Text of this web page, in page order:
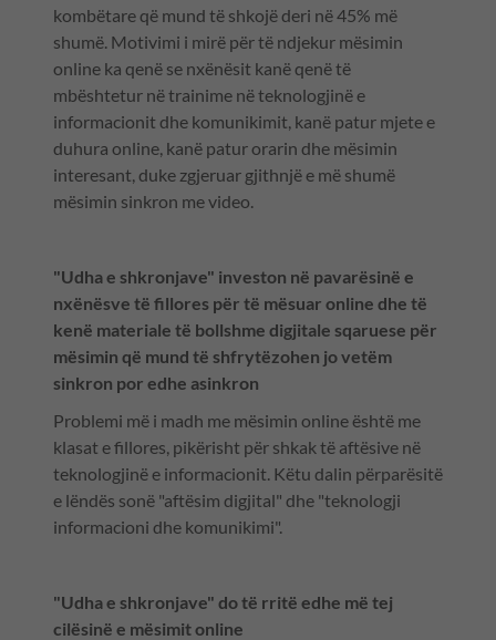
kombëtare që mund të shkojë deri në 45% më
shumë. Motivimi i mirë për të ndjekur mësimin
online ka qenë se nxënësit kanë qenë të
mbështetur në trainime në teknologjinë e
informacionit dhe komunikimit, kanë patur mjete e
duhura online, kanë patur orarin dhe mësimin
interesant, duke zgjeruar gjithnjë e më shumë
mësimin sinkron me video.
"Udha e shkronjave" investon në pavarësinë e
nxënësve të fillores për të mësuar online dhe të
kenë materiale të bollshme digjitale sqaruese për
mësimin që mund të shfrytëzohen jo vetëm
sinkron por edhe asinkron
Problemi më i madh me mësimin online është me
klasat e fillores, pikërisht për shkak të aftësive në
teknologjinë e informacionit. Këtu dalin përparësitë
e lëndës sonë "aftësim digjital" dhe "teknologji
informacioni dhe komunikimi".
"Udha e shkronjave" do të rritë edhe më tej
cilësinë e mësimit online